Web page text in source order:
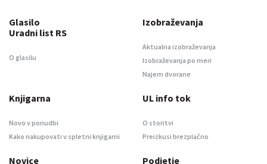
Glasilo
Uradni list RS
O glasilu
Izobraževanja
Aktualna izobraževanja
Izobraževanja po meri
Najem dvorane
Knjigarna
Novo v ponudbi
Kako nakupovati v spletni knjigarni
UL info tok
O storitvi
Preizkusi brezplačno
Novice Podjetje